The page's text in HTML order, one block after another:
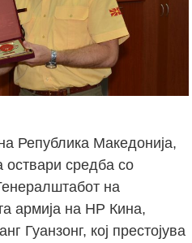
Република Македонија,
оствари средба со
на
армија на НР Кина,
Гуанзонг, кој престојува